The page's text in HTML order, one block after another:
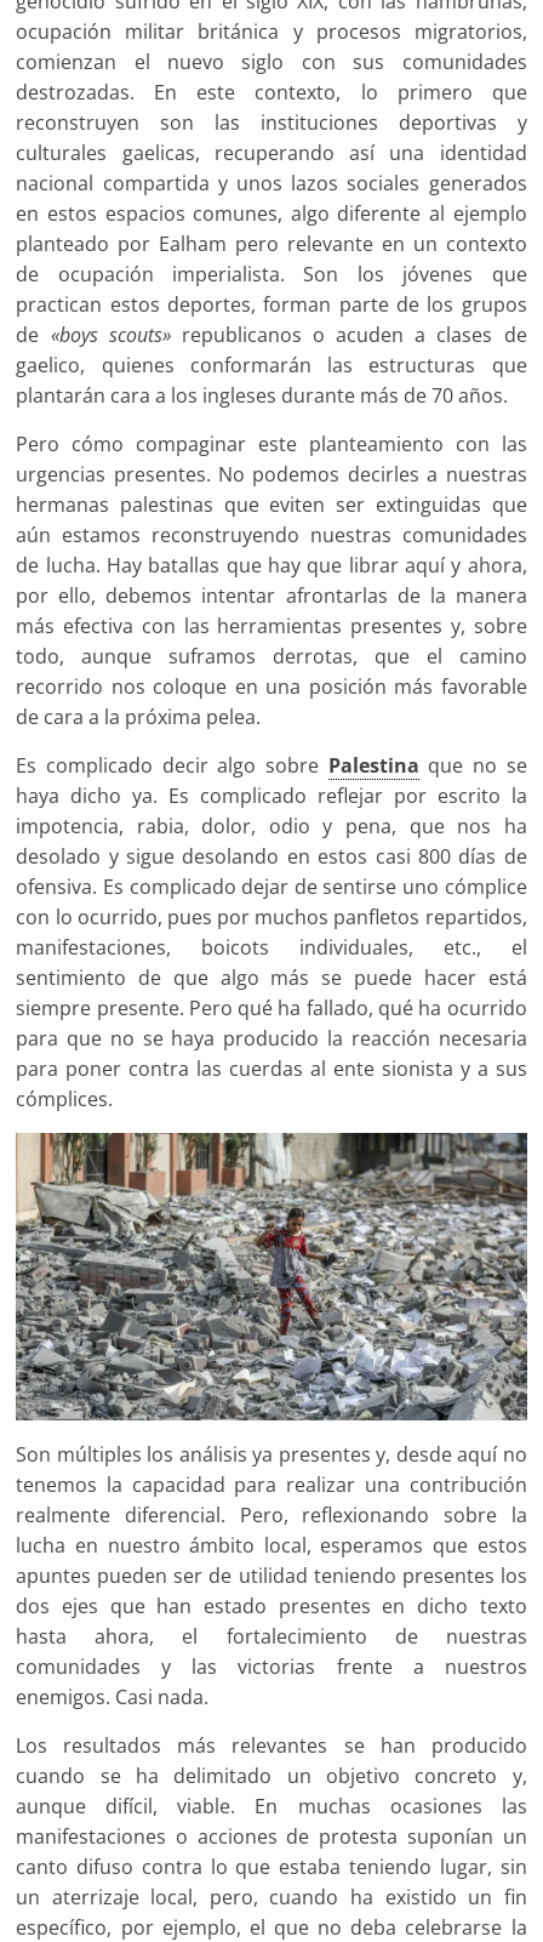
ocupación militar británica y procesos migratorios,
comienzan el nuevo siglo con sus comunidades
destrozadas. En este contexto, lo primero que
reconstruyen son las instituciones deportivas y
culturales gaelicas, recuperando así una identidad
nacional compartida y unos lazos sociales generados
en estos espacios comunes, algo diferente al ejemplo
planteado por Ealham pero relevante en un contexto
de ocupación imperialista. Son los jóvenes que
practican estos deportes, forman parte de los grupos
de «boys scouts» republicanos o acuden a clases de
gaelico, quienes conformarán las estructuras que
plantarán cara a los ingleses durante más de 70 años.
Pero cómo compaginar este planteamiento con las
urgencias presentes. No podemos decirles a nuestras
hermanas palestinas que eviten ser extinguidas que
aún estamos reconstruyendo nuestras comunidades
de lucha. Hay batallas que hay que librar aquí y ahora,
por ello, debemos intentar afrontarlas de la manera
más efectiva con las herramientas presentes y, sobre
todo, aunque suframos derrotas, que el camino
recorrido nos coloque en una posición más favorable
de cara a la próxima pelea.
Es complicado decir algo sobre Palestina que no se
haya dicho ya. Es complicado reflejar por escrito la
impotencia, rabia, dolor, odio y pena, que nos ha
desolado y sigue desolando en estos casi 800 días de
ofensiva. Es complicado dejar de sentirse uno cómplice
con lo ocurrido, pues por muchos panfletos repartidos,
manifestaciones, boicots individuales, etc., el
sentimiento de que algo más se puede hacer está
siempre presente. Pero qué ha fallado, qué ha ocurrido
para que no se haya producido la reacción necesaria
para poner contra las cuerdas al ente sionista y a sus
cómplices.
Son múltiples los análisis ya presentes y, desde aquí no
tenemos la capacidad para realizar una contribución
realmente diferencial. Pero, reflexionando sobre la
lucha en nuestro ámbito local, esperamos que estos
apuntes pueden ser de utilidad teniendo presentes los
dos ejes que han estado presentes en dicho texto
hasta ahora, el fortalecimiento de nuestras
comunidades y las victorias frente a nuestros
enemigos. Casi nada.
Los resultados más relevantes se han producido
cuando se ha delimitado un objetivo concreto y,
aunque difícil, viable. En muchas ocasiones las
manifestaciones o acciones de protesta suponían un
canto difuso contra lo que estaba teniendo lugar, sin
un aterrizaje local, pero, cuando ha existido un fin
específico, por ejemplo, el que no deba celebrarse la